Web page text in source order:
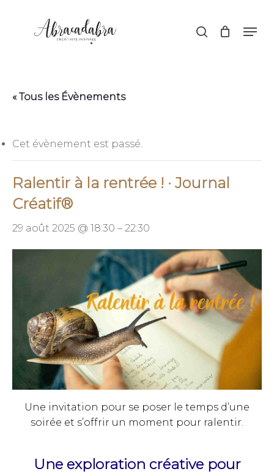
search
« Tous les Évènements
Cet évènement est passé.
Ralentir à la rentrée ! · Journal
Créatif®
29 août 2025 @ 18:30 – 22:30
Une invitation pour se poser le temps d’une
soirée et s’offrir un moment pour ralentir.
Une exploration créative pour